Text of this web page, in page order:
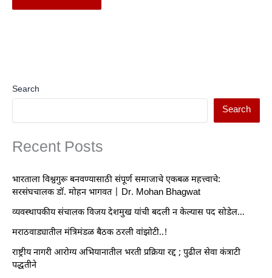
Search
Search
Recent Posts
भारताला विश्वगुरू बनवण्यासाठी संपूर्ण समाजाचे एकबळ महत्त्वाचे:
सरसंघचालक डॉ. मोहन भागवत | Dr. Mohan Bhagwat
व्यवस्थापकीय संचालक विजय देशमुख यांची बदली न केल्यास पद सोडेल…
मराठवाड्यातील मंत्रिमंडळ बैठक ठरली वांझोटी..!
राष्ट्रीय नागरी आरोग्य अभियानातील भरती प्रक्रिया रद्द ; पुढील सेवा कंत्राटी
पद्धतीने